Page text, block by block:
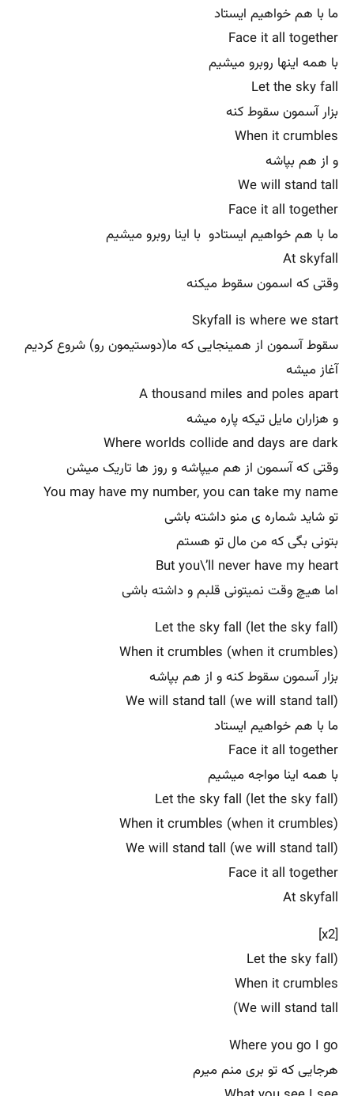
ما با هم خواهیم ایستاد
Face it all together
با همه اینها روبرو میشیم
Let the sky fall
بزار آسمون سقوط کنه
When it crumbles
و از هم بپاشه
We will stand tall
Face it all together
ما با هم خواهیم ایستادو با اینا روبرو میشیم
At skyfall
وقتی که اسمون سقوط میکنه
Skyfall is where we start
سقوط آسمون از همینجایی که ما(دوستیمون رو) شروع کردیم
آغاز میشه
A thousand miles and poles apart
و هزاران مایل تیکه پاره میشه
Where worlds collide and days are dark
وقتی که آسمون از هم میپاشه و روز ها تاریک میشن
You may have my number, you can take my name
تو شاید شماره ی منو داشته باشی
بتونی بگی که من مال تو هستم
But you\’ll never have my heart
اما هیچ وقت نمیتونی قلبم و داشته باشی
Let the sky fall (let the sky fall)
When it crumbles (when it crumbles)
بزار آسمون سقوط کنه و از هم بپاشه
We will stand tall (we will stand tall)
ما با هم خواهیم ایستاد
Face it all together
با همه اینا مواجه میشیم
Let the sky fall (let the sky fall)
When it crumbles (when it crumbles)
We will stand tall (we will stand tall)
Face it all together
At skyfall
[x2]
(Let the sky fall
When it crumbles
We will stand tall)
Where you go I go
هرجایی که تو بری منم میرم